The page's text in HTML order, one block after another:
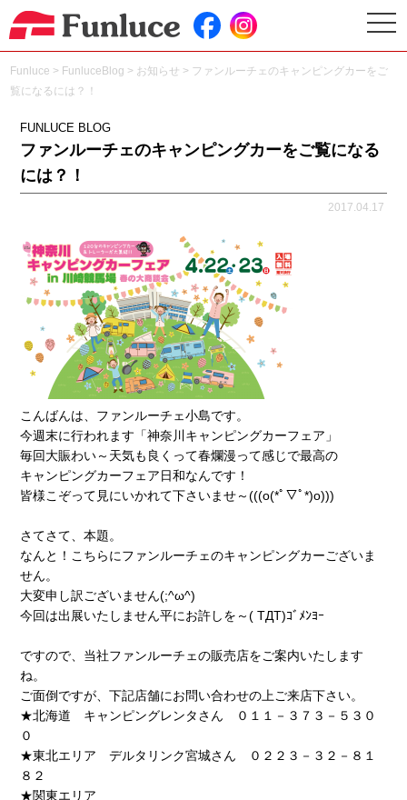
Funluce > FunluceBlog > お知らせ > ファンルーチェのキャンピングカーをご
覧になるには？！
FUNLUCE BLOG
ファンルーチェのキャンピングカーをご覧になる
には？！
2017.04.17
こんばんは、ファンルーチェ小島です。
今週末に行われます「神奈川キャンピングカーフェア」
毎回大賑わい～天気も良くって春爛漫って感じで最高の
キャンピングカーフェア日和なんです！
皆様こぞって見にいかれて下さいませ～(((o(*ﾟ▽ﾟ*)o)))
さてさて、本題。
なんと！こちらにファンルーチェのキャンピングカーございま
せん。
大変申し訳ございません(;^ω^)
今回は出展いたしません平にお許しを～( TДT)ｺﾞﾒﾝﾖｰ
ですので、当社ファンルーチェの販売店をご案内いたします
ね。
ご面倒ですが、下記店舗にお問い合わせの上ご来店下さい。
★北海道 キャンピングレンタさん ０１１－３７３－５３０
０
★東北エリア デルタリンク宮城さん ０２２３－３２－８１
８２
★関東エリア